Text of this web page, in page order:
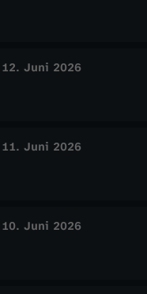
Juni 2026
Juni 2026
Juni 2026